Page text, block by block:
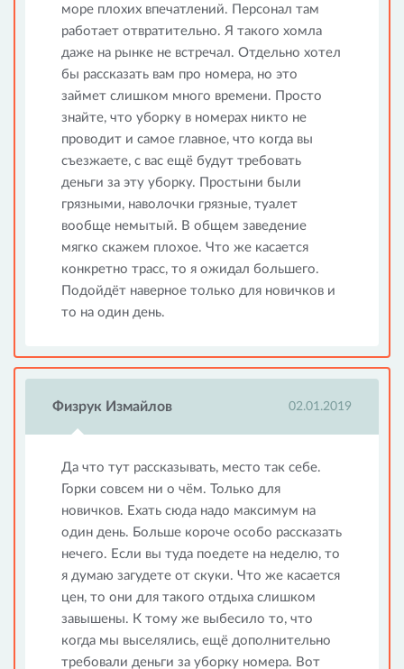
море плохих впечатлений. Персонал там
работает отвратительно. Я такого хомла
даже на рынке не встречал. Отдельно хотел
бы рассказать вам про номера, но это
займет слишком много времени. Просто
знайте, что уборку в номерах никто не
проводит и самое главное, что когда вы
съезжаете, с вас ещё будут требовать
деньги за эту уборку. Простыни были
грязными, наволочки грязные, туалет
вообще немытый. В общем заведение
мягко скажем плохое. Что же касается
конкретно трасс, то я ожидал большего.
Подойдёт наверное только для новичков и
то на один день.
Физрук Измайлов 02.01.2019
Да что тут рассказывать, место так себе.
Горки совсем ни о чём. Только для
новичков. Ехать сюда надо максимум на
один день. Больше короче особо рассказать
нечего. Если вы туда поедете на неделю, то
я думаю загудете от скуки. Что же касается
цен, то они для такого отдыха слишком
завышены. К тому же выбесило то, что
когда мы выселялись, ещё дополнительно
требовали деньги за уборку номера. Вот